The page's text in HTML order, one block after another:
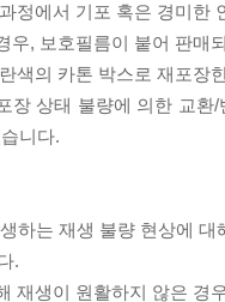
정에서 기포 혹은 경미한
우, 보호필름이 붙어 판매
색의 카톤 박스로 재포장
장 상태 불량에 의한 교
니다.
하는 재생 불량 현상에
.
재생이 원활하지 않은 경